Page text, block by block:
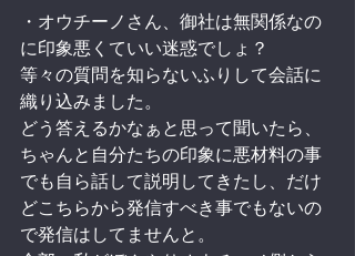
・オウチーノさん、御社は無関係なの
に印象悪くていい迷惑でしょ？
等々の質問を知らないふりして会話に
織り込みました。
どう答えるかなぁと思って聞いたら、
ちゃんと自分たちの印象に悪材料の事
でも自ら話して説明してきたし、だけ
どこちらから発信すべき事でもないの
で発信はしてませんと。